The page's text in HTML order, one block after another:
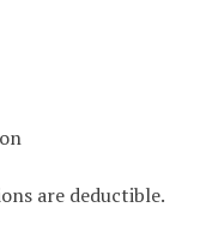
are deductible.